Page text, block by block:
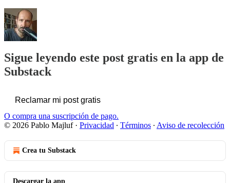
Sigue leyendo este post gratis en la app de
Substack
Reclamar mi post gratis
O compra una suscripción de pago.
© 2026 Pablo Majluf· Privacidad ∙ Términos ∙ Aviso de recolección
Crea tu Substack
Descargar la app